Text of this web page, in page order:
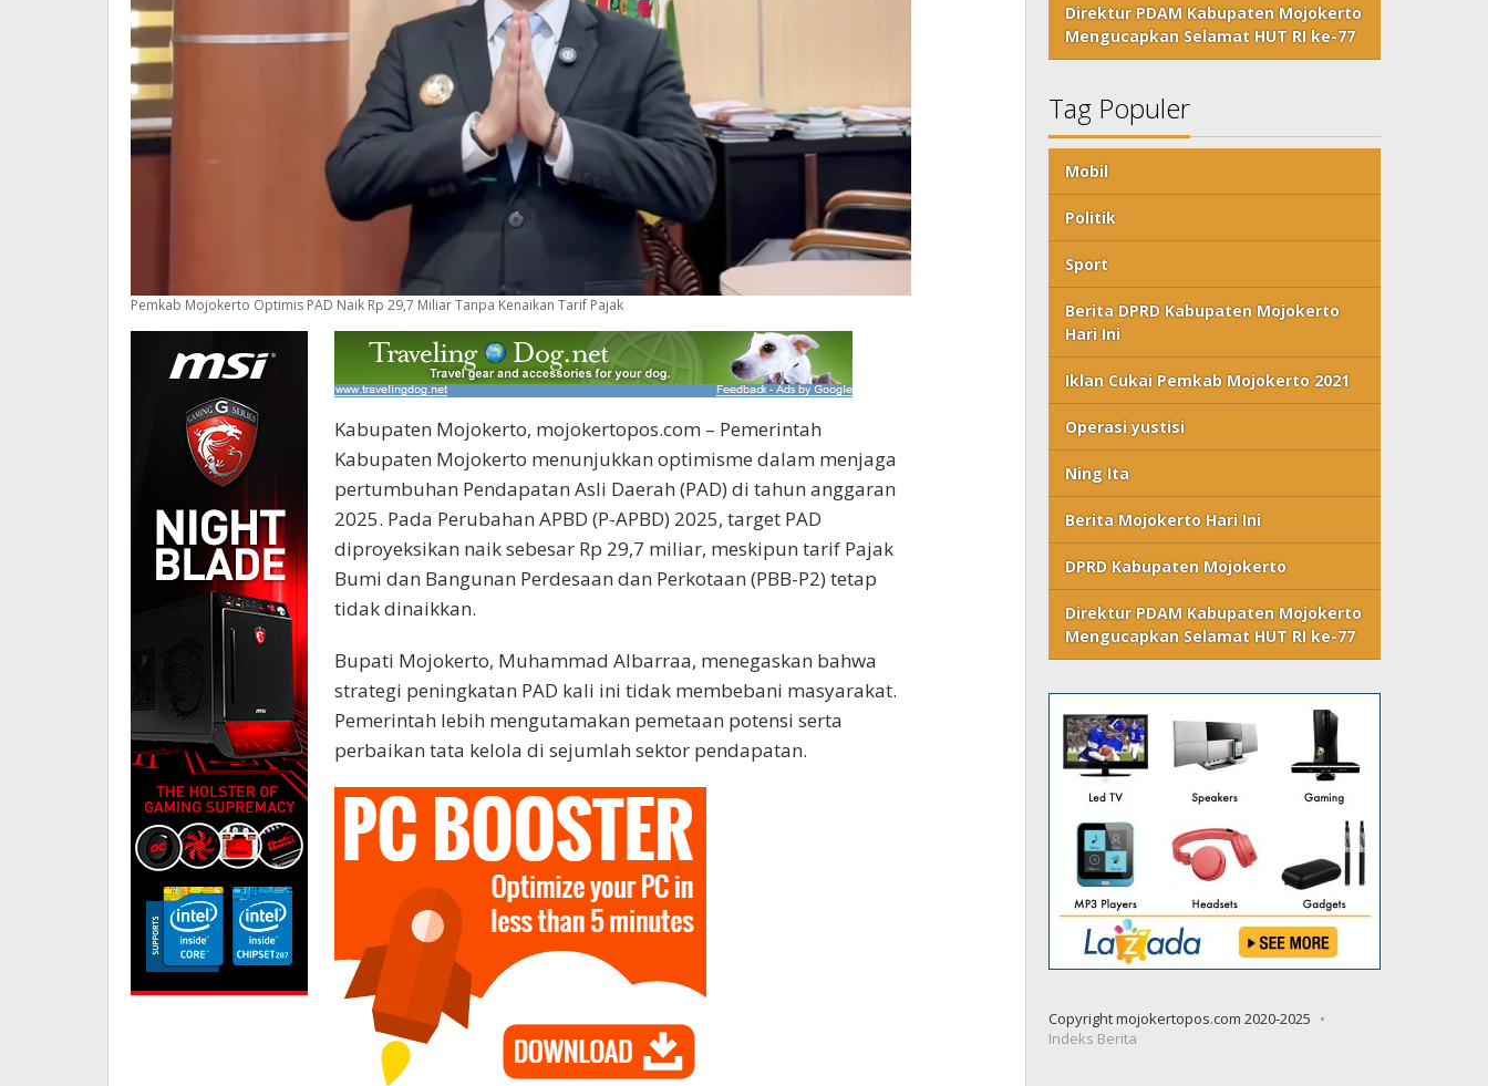
Pemkab Mojokerto Optimis PAD Naik Rp 29,7 Miliar Tanpa Kenaikan Tarif Pajak
Kabupaten Mojokerto, mojokertopos.com – Pemerintah
Kabupaten Mojokerto menunjukkan optimisme dalam menjaga
pertumbuhan Pendapatan Asli Daerah (PAD) di tahun anggaran
2025. Pada Perubahan APBD (P-APBD) 2025, target PAD
diproyeksikan naik sebesar Rp 29,7 miliar, meskipun tarif Pajak
Bumi dan Bangunan Perdesaan dan Perkotaan (PBB-P2) tetap
tidak dinaikkan.
Bupati Mojokerto, Muhammad Albarraa, menegaskan bahwa
strategi peningkatan PAD kali ini tidak membebani masyarakat.
Pemerintah lebih mengutamakan pemetaan potensi serta
perbaikan tata kelola di sejumlah sektor pendapatan.
Direktur PDAM Kabupaten Mojokerto
Mengucapkan Selamat HUT RI ke-77
Tag Populer
Mobil
Politik
Sport
Berita DPRD Kabupaten Mojokerto
Hari Ini
Iklan Cukai Pemkab Mojokerto 2021
Operasi yustisi
Ning Ita
Berita Mojokerto Hari Ini
DPRD Kabupaten Mojokerto
Direktur PDAM Kabupaten Mojokerto
Mengucapkan Selamat HUT RI ke-77
Copyright mojokertopos.com 2020-2025
Indeks Berita